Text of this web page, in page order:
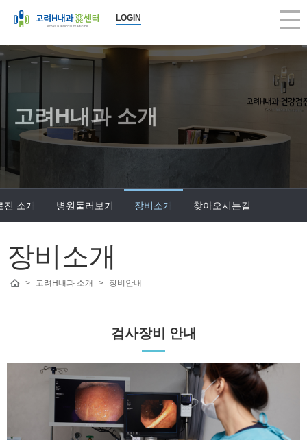
LOGIN
고려H내과 소개
진 소개 병원둘러보기 장비소개 찾아오시는길
장비소개
> 고려H내과 소개 > 장비안내
검사장비 안내